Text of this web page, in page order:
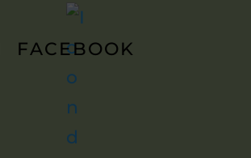
FACEBOOK